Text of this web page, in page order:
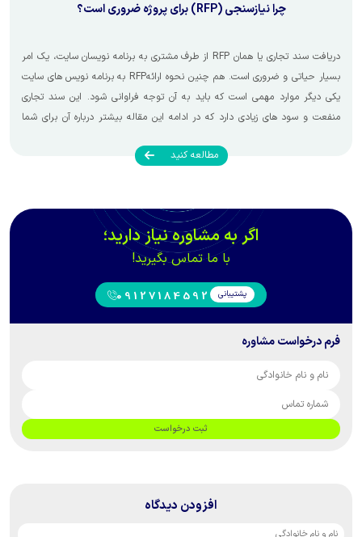
چرا نیازسنجی (RFP) برای پروژه ضروری است؟
دریافت سند تجاری یا همان RFP از طرف مشتری به برنامه نویسان سایت، یک امر
بسیار حیاتی و ضروری است. هم چنین نحوه ارائهRFP به برنامه نویس های سایت
یکی دیگر موارد مهمی است که باید به آن توجه فراوانی شود. این سند تجاری
منفعت و سود های زیادی دارد که در ادامه این مقاله بیشتر درباره آن برای شما
مطالعه کنید
اگر به مشاوره نیاز دارید؛
با ما تماس بگیرید!
پشتیبانی 09127184592
فرم درخواست مشاوره
ثبت درخواست
افزودن دیدگاه